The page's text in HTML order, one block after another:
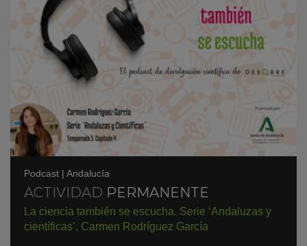
Podcast | Andalucía
ACTIVIDAD PERMANENTE
La ciencia también se escucha. Serie ‘Andaluzas y
científicas’, Carmen Rodríguez García